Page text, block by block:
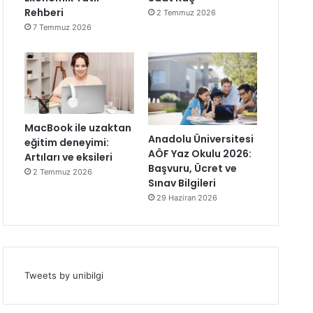
Rehberi
7 Temmuz 2026
2 Temmuz 2026
MacBook ile uzaktan
eğitim deneyimi:
Artıları ve eksileri
2 Temmuz 2026
Anadolu Üniversitesi
AÖF Yaz Okulu 2026:
Başvuru, Ücret ve
Sınav Bilgileri
29 Haziran 2026
Tweets by unibilgi